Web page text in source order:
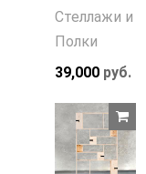
Стеллажи и
Полки
39,000 руб.